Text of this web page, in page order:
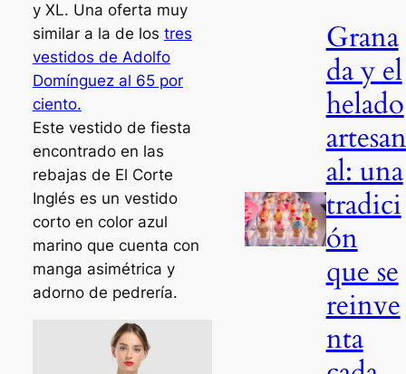
y XL. Una oferta muy
similar a la de los tres
vestidos de Adolfo
Domínguez al 65 por
ciento.
Este vestido de fiesta
encontrado en las
rebajas de El Corte
Inglés es un vestido
corto en color azul
marino que cuenta con
manga asimétrica y
adorno de pedrería.
Grana
da y el
helado
artesan
al: una
tradici
ón
que se
reinve
nta